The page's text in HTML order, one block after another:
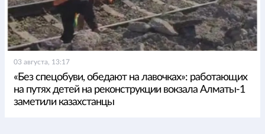
03 августа, 13:17
«Без спецобуви, обедают на лавочках»: работающих
на путях детей на реконструкции вокзала Алматы-1
заметили казахстанцы